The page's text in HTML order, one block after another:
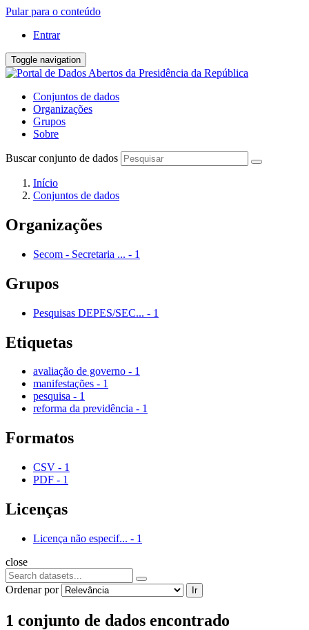
Pular para o conteúdo
Entrar
Toggle navigation
Conjuntos de dados
Organizações
Grupos
Sobre
Buscar conjunto de dados
Início
Conjuntos de dados
Organizações
Secom - Secretaria ... - 1
Grupos
Pesquisas DEPES/SEC... - 1
Etiquetas
avaliação de governo - 1
manifestações - 1
pesquisa - 1
reforma da previdência - 1
Formatos
CSV - 1
PDF - 1
Licenças
Licença não especif... - 1
close
Ordenar por Ir
1 conjunto de dados encontrado